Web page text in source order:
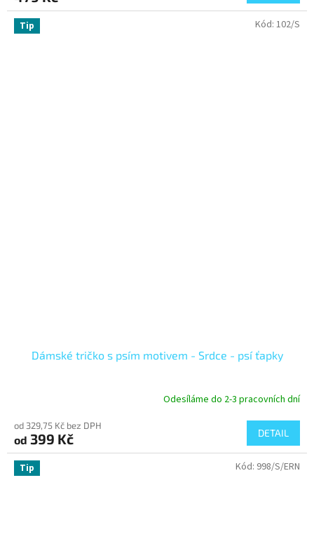
Tip
Dámské tričko s psím motivem - Srdce - psí ťapky
Odesíláme do 2-3 pracovních dní
od 329,75 Kč bez DPH
od 399 Kč DETAIL
Kód: 102/S
Tip Kód: 998/S/ERN